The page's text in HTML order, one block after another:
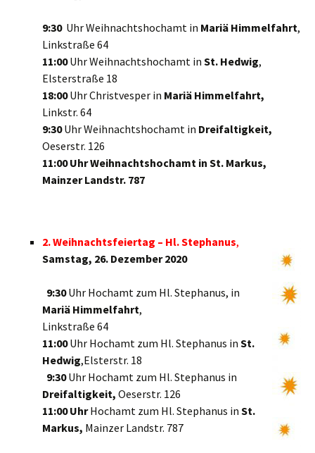
9:30 Uhr Weihnachtshochamt in Mariä Himmelfahrt,
Linkstraße 64
11:00Uhr Weihnachtshochamt in St. Hedwig,
Elsterstraße 18
18:00Uhr Christvesper in Mariä Himmelfahrt,
Linkstr. 64
9:30Uhr Weihnachtshochamt in Dreifaltigkeit,
Oeserstr. 126
11:00 Uhr Weihnachtshochamt in St. Markus,
Mainzer Landstr. 787
2. Weihnachtsfeiertag – Hl. Stephanus,
Samstag, 26. Dezember 2020
9:30Uhr Hochamt zum Hl. Stephanus, in
Mariä Himmelfahrt,
Linkstraße 64
11:00Uhr Hochamt zum Hl. Stephanus in St.
Hedwig,Elsterstr. 18
9:30Uhr Hochamt zum Hl. Stephanus in
Dreifaltigkeit, Oeserstr. 126
11:00 UhrHochamt zum Hl. Stephanus in St.
Markus, Mainzer Landstr. 787